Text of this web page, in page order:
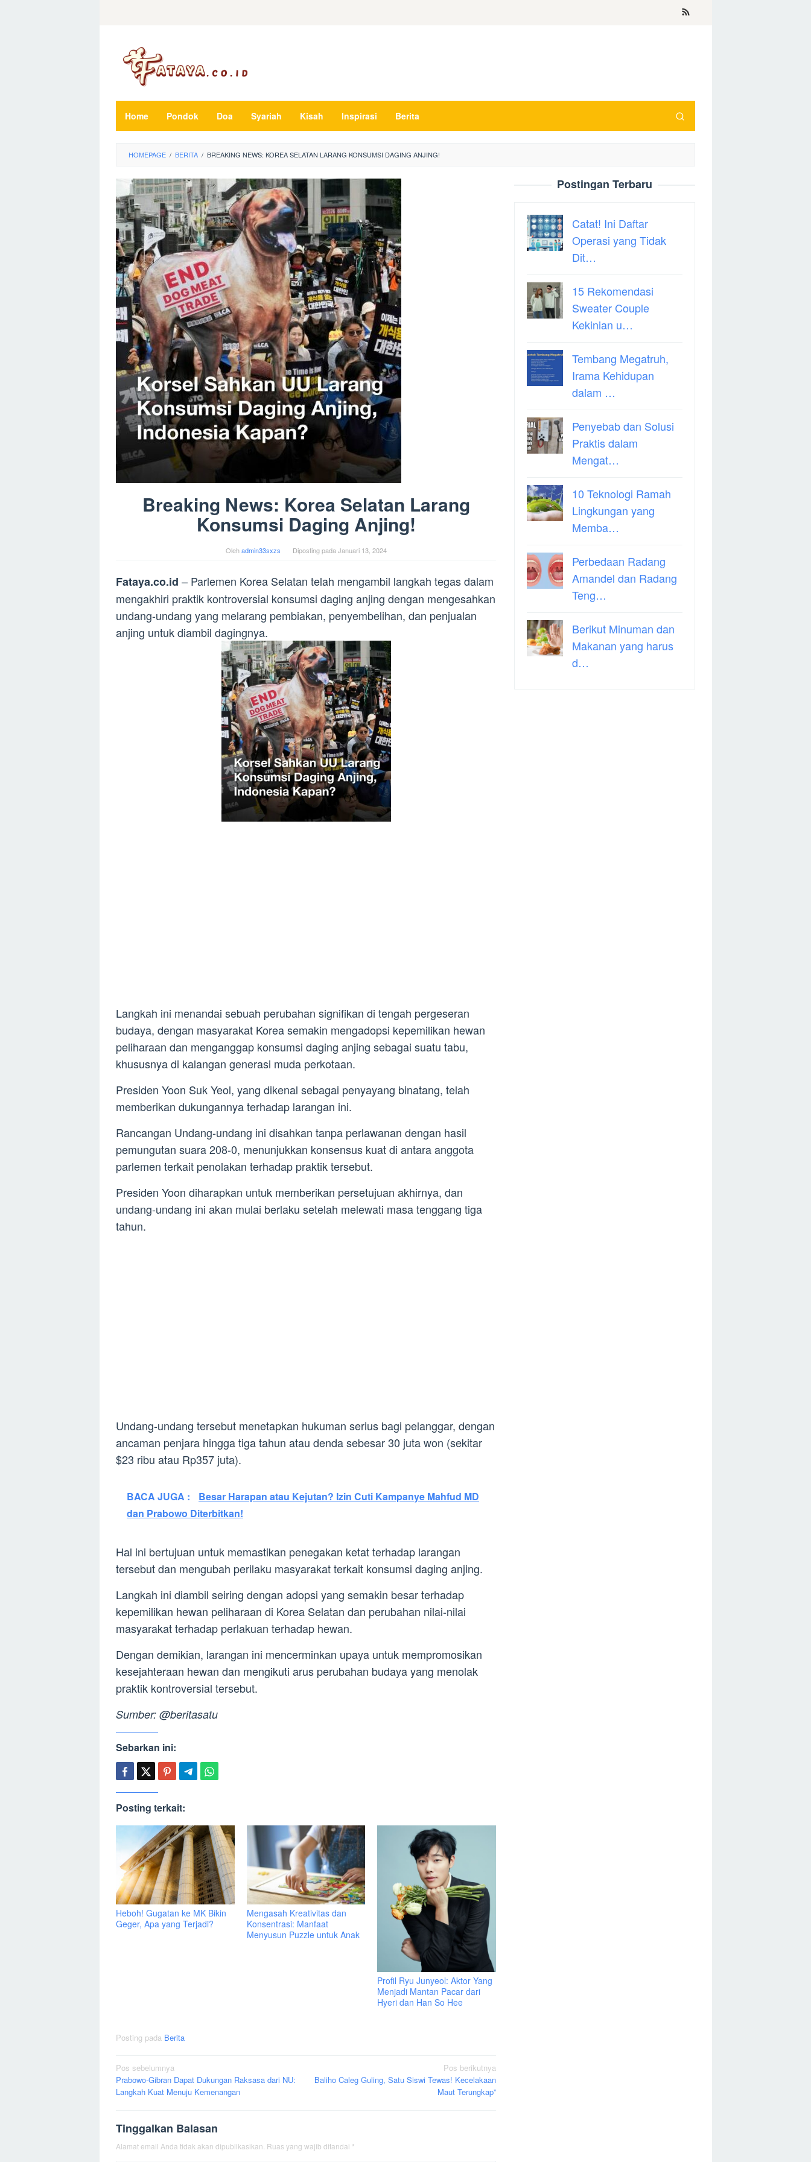
Home Pondok Doa Syariah Kisah Inspirasi Berita
HOMEPAGE / BERITA / BREAKING NEWS: KOREA SELATAN LARANG KONSUMSI DAGING ANJING!
Breaking News: Korea Selatan Larang
Konsumsi Daging Anjing!
Olehadmin33sxzs Diposting pada Januari 13, 2024
Fataya.co.id – Parlemen Korea Selatan telah mengambil langkah tegas dalam
mengakhiri praktik kontroversial konsumsi daging anjing dengan mengesahkan
undang-undang yang melarang pembiakan, penyembelihan, dan penjualan
anjing untuk diambil dagingnya.
Langkah ini menandai sebuah perubahan signifikan di tengah pergeseran
budaya, dengan masyarakat Korea semakin mengadopsi kepemilikan hewan
peliharaan dan menganggap konsumsi daging anjing sebagai suatu tabu,
khususnya di kalangan generasi muda perkotaan.
Presiden Yoon Suk Yeol, yang dikenal sebagai penyayang binatang, telah
memberikan dukungannya terhadap larangan ini.
Rancangan Undang-undang ini disahkan tanpa perlawanan dengan hasil
pemungutan suara 208-0, menunjukkan konsensus kuat di antara anggota
parlemen terkait penolakan terhadap praktik tersebut.
Presiden Yoon diharapkan untuk memberikan persetujuan akhirnya, dan
undang-undang ini akan mulai berlaku setelah melewati masa tenggang tiga
tahun.
Undang-undang tersebut menetapkan hukuman serius bagi pelanggar, dengan
ancaman penjara hingga tiga tahun atau denda sebesar 30 juta won (sekitar
$23 ribu atau Rp357 juta).
BACA JUGA :
Besar Harapan atau Kejutan? Izin Cuti Kampanye Mahfud MD
dan Prabowo Diterbitkan!
Hal ini bertujuan untuk memastikan penegakan ketat terhadap larangan
tersebut dan mengubah perilaku masyarakat terkait konsumsi daging anjing.
Langkah ini diambil seiring dengan adopsi yang semakin besar terhadap
kepemilikan hewan peliharaan di Korea Selatan dan perubahan nilai-nilai
masyarakat terhadap perlakuan terhadap hewan.
Dengan demikian, larangan ini mencerminkan upaya untuk mempromosikan
kesejahteraan hewan dan mengikuti arus perubahan budaya yang menolak
praktik kontroversial tersebut.
Sumber: @beritasatu
Sebarkan ini:
Posting terkait:
Heboh! Gugatan ke MK Bikin
Geger, Apa yang Terjadi?
Mengasah Kreativitas dan
Konsentrasi: Manfaat
Menyusun Puzzle untuk Anak
Profil Ryu Junyeol: Aktor Yang
Menjadi Mantan Pacar dari
Hyeri dan Han So Hee
Posting pada Berita
Navigasi
pos
Pos sebelumnya
Prabowo-Gibran Dapat Dukungan Raksasa dari NU:
Langkah Kuat Menuju Kemenangan
Pos berikutnya
Baliho Caleg Guling, Satu Siswi Tewas! Kecelakaan
Maut Terungkap”
Tinggalkan Balasan
Alamat email Anda tidak akan dipublikasikan. Ruas yang wajib ditandai *
Postingan Terbaru
Catat! Ini Daftar
Operasi yang Tidak
Dit…
15 Rekomendasi
Sweater Couple
Kekinian u…
Tembang Megatruh,
Irama Kehidupan
dalam …
Penyebab dan Solusi
Praktis dalam
Mengat…
10 Teknologi Ramah
Lingkungan yang
Memba…
Perbedaan Radang
Amandel dan Radang
Teng…
Berikut Minuman dan
Makanan yang harus
d…